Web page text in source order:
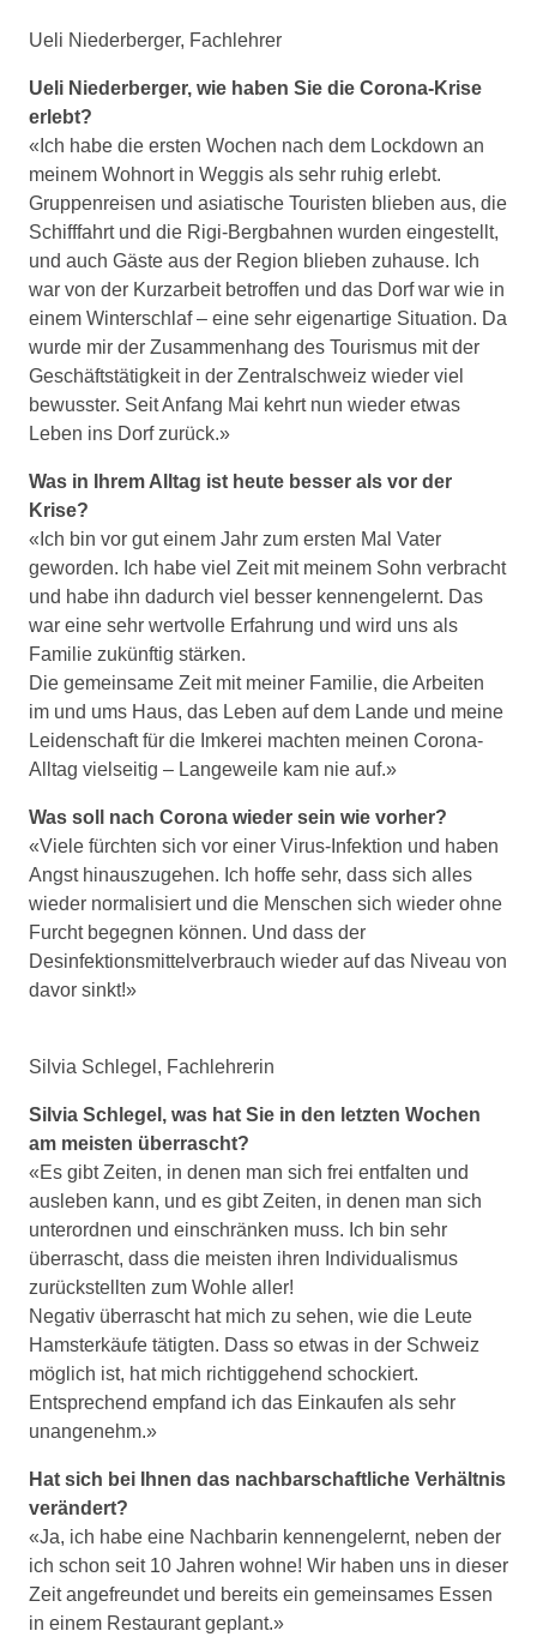
Ueli Niederberger, Fachlehrer
Ueli Niederberger, wie haben Sie die Corona-Krise
erlebt?
«Ich habe die ersten Wochen nach dem Lockdown an
meinem Wohnort in Weggis als sehr ruhig erlebt.
Gruppenreisen und asiatische Touristen blieben aus, die
Schifffahrt und die Rigi-Bergbahnen wurden eingestellt,
und auch Gäste aus der Region blieben zuhause. Ich
war von der Kurzarbeit betroffen und das Dorf war wie in
einem Winterschlaf – eine sehr eigenartige Situation. Da
wurde mir der Zusammenhang des Tourismus mit der
Geschäftstätigkeit in der Zentralschweiz wieder viel
bewusster. Seit Anfang Mai kehrt nun wieder etwas
Leben ins Dorf zurück.»
Was in Ihrem Alltag ist heute besser als vor der
Krise?
«Ich bin vor gut einem Jahr zum ersten Mal Vater
geworden. Ich habe viel Zeit mit meinem Sohn verbracht
und habe ihn dadurch viel besser kennengelernt. Das
war eine sehr wertvolle Erfahrung und wird uns als
Familie zukünftig stärken.
Die gemeinsame Zeit mit meiner Familie, die Arbeiten
im und ums Haus, das Leben auf dem Lande und meine
Leidenschaft für die Imkerei machten meinen Corona-
Alltag vielseitig – Langeweile kam nie auf.»
Was soll nach Corona wieder sein wie vorher?
«Viele fürchten sich vor einer Virus-Infektion und haben
Angst hinauszugehen. Ich hoffe sehr, dass sich alles
wieder normalisiert und die Menschen sich wieder ohne
Furcht begegnen können. Und dass der
Desinfektionsmittelverbrauch wieder auf das Niveau von
davor sinkt!»
Silvia Schlegel, Fachlehrerin
Silvia Schlegel, was hat Sie in den letzten Wochen
am meisten überrascht?
«Es gibt Zeiten, in denen man sich frei entfalten und
ausleben kann, und es gibt Zeiten, in denen man sich
unterordnen und einschränken muss. Ich bin sehr
überrascht, dass die meisten ihren Individualismus
zurückstellten zum Wohle aller!
Negativ überrascht hat mich zu sehen, wie die Leute
Hamsterkäufe tätigten. Dass so etwas in der Schweiz
möglich ist, hat mich richtiggehend schockiert.
Entsprechend empfand ich das Einkaufen als sehr
unangenehm.»
Hat sich bei Ihnen das nachbarschaftliche Verhältnis
verändert?
«Ja, ich habe eine Nachbarin kennengelernt, neben der
ich schon seit 10 Jahren wohne! Wir haben uns in dieser
Zeit angefreundet und bereits ein gemeinsames Essen
in einem Restaurant geplant.»